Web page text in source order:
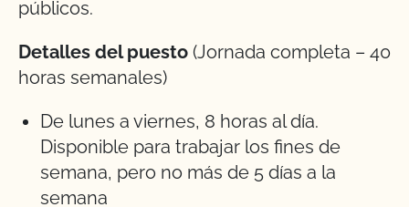
públicos.
Detalles del puesto (Jornada completa – 40
horas semanales)
De lunes a viernes, 8 horas al día.
Disponible para trabajar los fines de
semana, pero no más de 5 días a la
semana